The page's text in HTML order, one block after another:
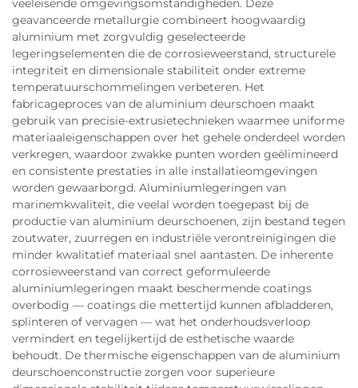
veeleisende omgevingsomstandigheden. Deze
geavanceerde metallurgie combineert hoogwaardig
aluminium met zorgvuldig geselecteerde
legeringselementen die de corrosieweerstand, structurele
integriteit en dimensionale stabiliteit onder extreme
temperatuurschommelingen verbeteren. Het
fabricageproces van de aluminium deurschoen maakt
gebruik van precisie-extrusietechnieken waarmee uniforme
materiaaleigenschappen over het gehele onderdeel worden
verkregen, waardoor zwakke punten worden geëlimineerd
en consistente prestaties in alle installatieomgevingen
worden gewaarborgd. Aluminiumlegeringen van
marinemkwaliteit, die veelal worden toegepast bij de
productie van aluminium deurschoenen, zijn bestand tegen
zoutwater, zuurregen en industriële verontreinigingen die
minder kwalitatief materiaal snel aantasten. De inherente
corrosieweerstand van correct geformuleerde
aluminiumlegeringen maakt beschermende coatings
overbodig — coatings die mettertijd kunnen afbladderen,
splinteren of vervagen — wat het onderhoudsverloop
vermindert en tegelijkertijd de esthetische waarde
behoudt. De thermische eigenschappen van de aluminium
deurschoenconstructie zorgen voor superieure